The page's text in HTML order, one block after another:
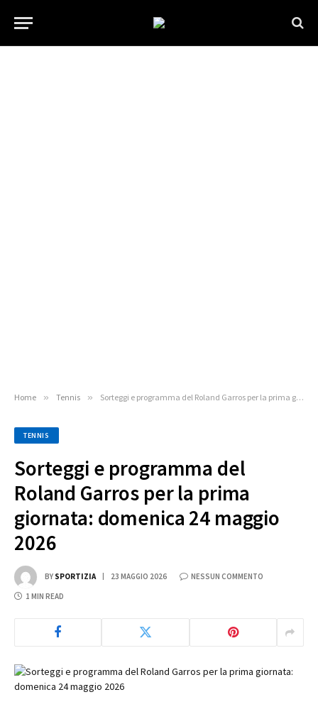
Home » Tennis » Sorteggi e programma del Roland Garros per la prima giornata: domenica 24 maggio 2026
TENNIS
Sorteggi e programma del
Roland Garros per la prima
giornata: domenica 24 maggio
2026
BY SPORTIZIA 23 MAGGIO 2026 NESSUN COMMENTO
1 MIN READ